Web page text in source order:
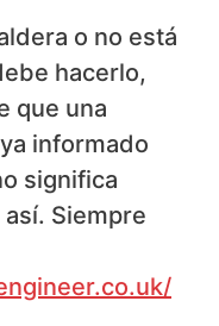
o no está
hacerlo,
que una
informado
significa
Siempre